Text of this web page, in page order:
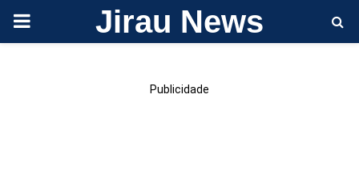
PRIMARY Jirau News
Publicidade